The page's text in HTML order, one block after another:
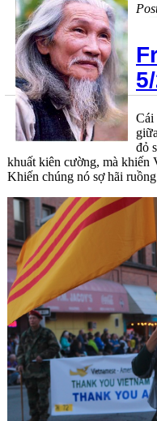
Cái
đỏ
khuất kiên cường, mà khiến
Khiến chúng nó sợ hãi